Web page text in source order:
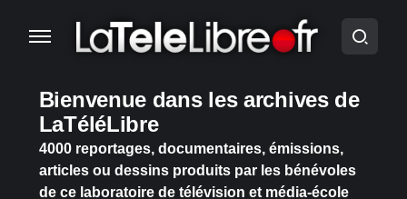
Bienvenue dans les archives de
LaTéléLibre
4000 reportages, documentaires, émissions,
articles ou dessins produits par les bénévoles
de ce laboratoire de télévision et média-école